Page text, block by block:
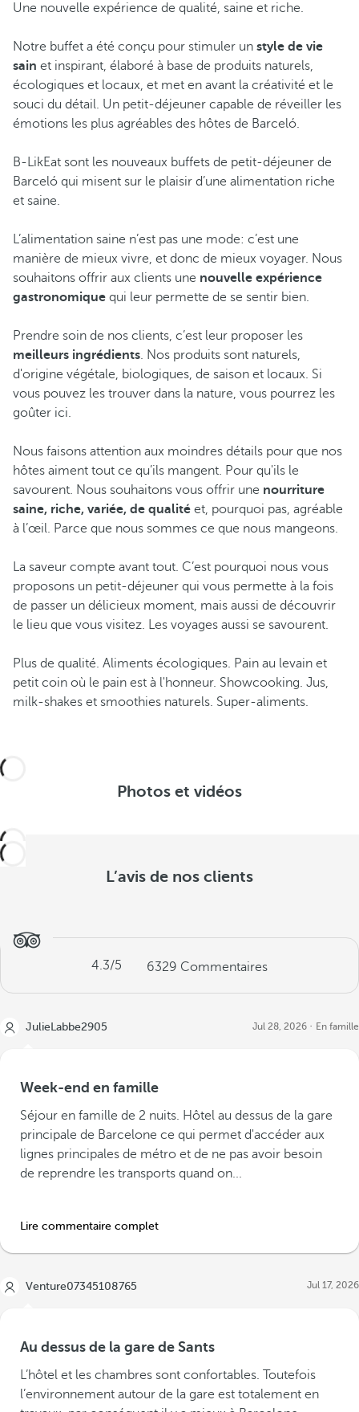
Une nouvelle expérience de qualité, saine et riche.
Notre buffet a été conçu pour stimuler un style de vie
sain et inspirant, élaboré à base de produits naturels,
écologiques et locaux, et met en avant la créativité et le
souci du détail. Un petit-déjeuner capable de réveiller les
émotions les plus agréables des hôtes de Barceló.
B-LikEat sont les nouveaux buffets de petit-déjeuner de
Barceló qui misent sur le plaisir d’une alimentation riche
et saine.
L’alimentation saine n’est pas une mode: c’est une
manière de mieux vivre, et donc de mieux voyager. Nous
souhaitons offrir aux clients une nouvelle expérience
gastronomique qui leur permette de se sentir bien.
Prendre soin de nos clients, c’est leur proposer les
meilleurs ingrédients. Nos produits sont naturels,
d'origine végétale, biologiques, de saison et locaux. Si
vous pouvez les trouver dans la nature, vous pourrez les
goûter ici.
Nous faisons attention aux moindres détails pour que nos
hôtes aiment tout ce qu’ils mangent. Pour qu'ils le
savourent. Nous souhaitons vous offrir une nourriture
saine, riche, variée, de qualité et, pourquoi pas, agréable
à l’œil. Parce que nous sommes ce que nous mangeons.
La saveur compte avant tout. C’est pourquoi nous vous
proposons un petit-déjeuner qui vous permette à la fois
de passer un délicieux moment, mais aussi de découvrir
le lieu que vous visitez. Les voyages aussi se savourent.
Plus de qualité. Aliments écologiques. Pain au levain et
petit coin où le pain est à l'honneur. Showcooking. Jus,
milk-shakes et smoothies naturels. Super-aliments.
Photos et vidéos
L’avis de nos clients
4.3/5 6329 Commentaires
JulieLabbe2905 Jul 28, 2026 En famille
Week-end en famille
Séjour en famille de 2 nuits. Hôtel au dessus de la gare
principale de Barcelone ce qui permet d'accéder aux
lignes principales de métro et de ne pas avoir besoin
de reprendre les transports quand on...
Lire commentaire complet
Venture07345108765 Jul 17, 2026
Au dessus de la gare de Sants
L’hôtel et les chambres sont confortables. Toutefois
l’environnement autour de la gare est totalement en